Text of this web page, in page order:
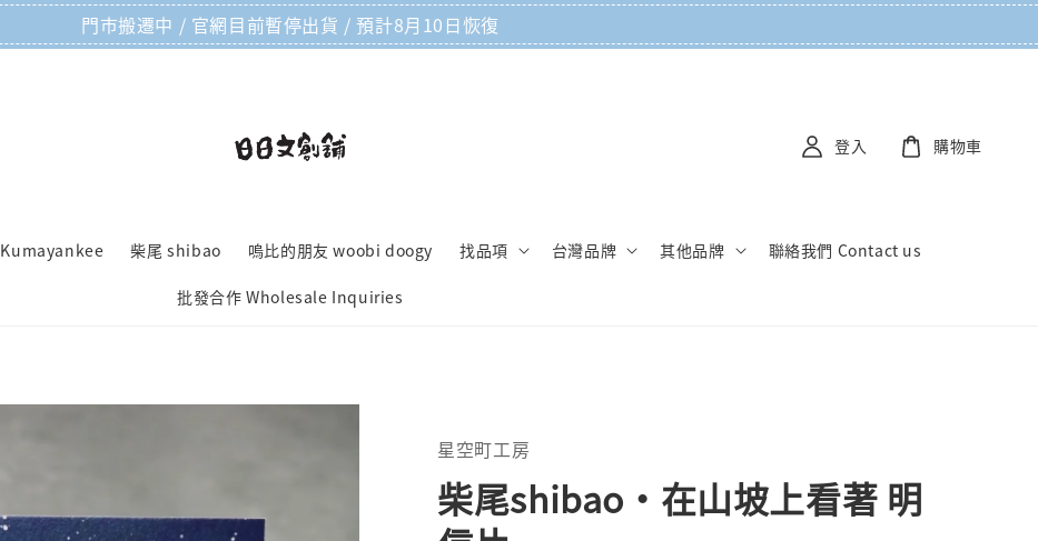
門市搬遷中 / 官網目前暫停出貨 / 預計8月10日恢復
Kumayankee 柴尾 shibao 嗚比的朋友 woobi doogy 找品項 台灣品牌 其他品牌 聯絡我們 Contact us
批發合作 Wholesale Inquiries
登入 購物車
星空町工房
柴尾shibao・在山坡上看著 明